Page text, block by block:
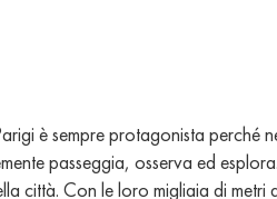
è sempre protagonista perché
passeggia, osserva ed
città. Con le loro migliaia di